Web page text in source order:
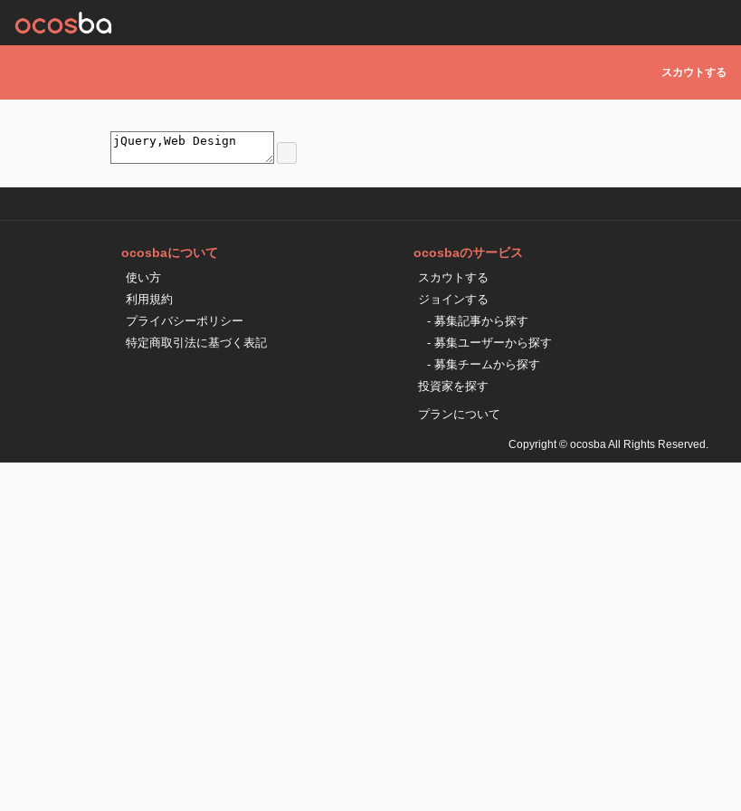
スカウトする
ocosbaについて
使い方
利用規約
プライバシーポリシー
特定商取引法に基づく表記
ocosbaのサービス
スカウトする
ジョインする
- 募集記事から探す
- 募集ユーザーから探す
- 募集チームから探す
投資家を探す
プランについて
Copyright © ocosba All Rights Reserved.